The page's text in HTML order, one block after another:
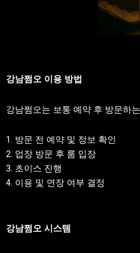
강남쩜오 이용 방법
강남쩜오는 보통 예약 후 방문하
1. 방문 전 예약 및 정보 확인
2. 업장 방문 후 룸 입장
3. 초이스 진행
4. 이용 및 연장 여부 결정
강남쩜오 시스템